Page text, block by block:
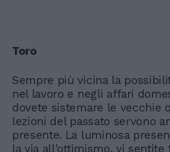
Toro
Sempre più vicina la
nel lavoro e negli affari
dovete sistemare le vecchie
lezioni del passato servono
presente. La luminosa
la via all'ottimismo, vi